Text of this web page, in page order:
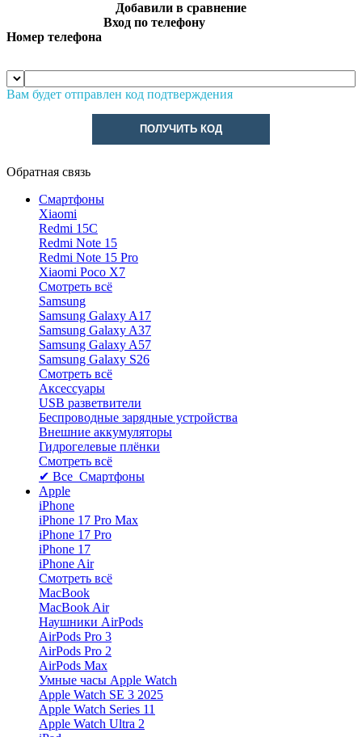
Добавили в сравнение
Вход по телефону
Номер телефона
Вам будет отправлен код подтверждения
ПОЛУЧИТЬ КОД
Обратная связь
Смартфоны
Xiaomi
Redmi 15C
Redmi Note 15
Redmi Note 15 Pro
Xiaomi Poco X7
Смотреть всё
Samsung
Samsung Galaxy A17
Samsung Galaxy A37
Samsung Galaxy A57
Samsung Galaxy S26
Смотреть всё
Аксессуары
USB разветвители
Беспроводные зарядные устройства
Внешние аккумуляторы
Гидрогелевые плёнки
Смотреть всё
✔ Все Смартфоны
Apple
iPhone
iPhone 17 Pro Max
iPhone 17 Pro
iPhone 17
iPhone Air
Смотреть всё
MacBook
MacBook Air
Наушники AirPods
AirPods Pro 3
AirPods Pro 2
AirPods Max
Умные часы Apple Watch
Apple Watch SE 3 2025
Apple Watch Series 11
Apple Watch Ultra 2